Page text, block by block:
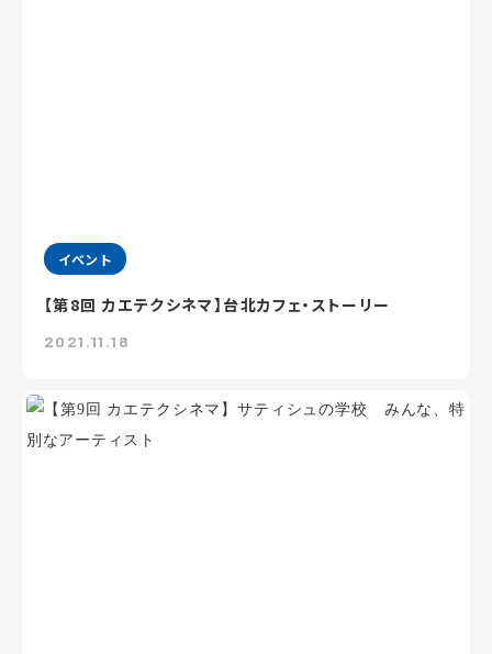
イベント
【第8回 カエテクシネマ】台北カフェ・ストーリー
2021.11.18